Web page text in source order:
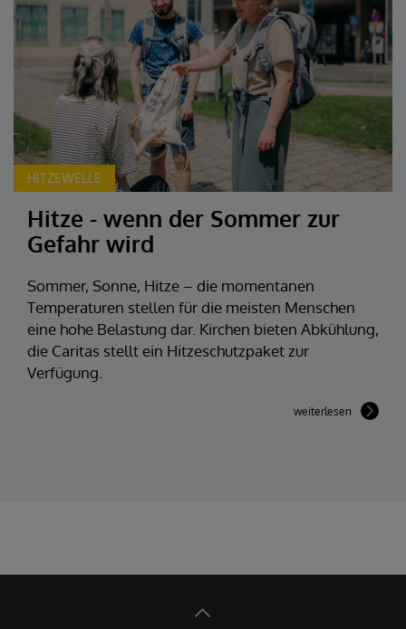
HITZEWELLE
Hitze - wenn der Sommer zur
Gefahr wird
Sommer, Sonne, Hitze – die momentanen
Temperaturen stellen für die meisten Menschen
eine hohe Belastung dar. Kirchen bieten Abkühlung,
die Caritas stellt ein Hitzeschutzpaket zur
Verfügung.
weiterlesen